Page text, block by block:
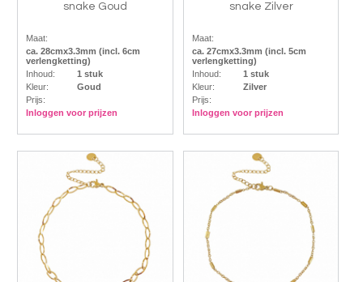
snake Goud
Maat:
ca. 28cmx3.3mm (incl. 6cm
verlengketting)
Inhoud:
1 stuk
Kleur:
Goud
Prijs:
Inloggen voor prijzen
snake Zilver
Maat:
ca. 27cmx3.3mm (incl. 5cm
verlengketting)
Inhoud:
1 stuk
Kleur:
Zilver
Prijs:
Inloggen voor prijzen